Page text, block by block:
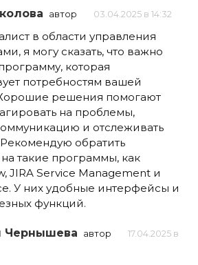
автор 03.04.2025 в 14:32
в области управления
я могу сказать, что важно
которая
потребностям вашей
решения помогают
на проблемы,
и отслеживать
обратить
такие программы, как
JIRA Service Management и
У них удобные интерфейсы и
функций.
Чернышева автор
17.04.2025 в